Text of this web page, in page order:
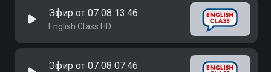
Эфир от 07.08 13:46
English Class HD
Эфир от 07.08 07:46